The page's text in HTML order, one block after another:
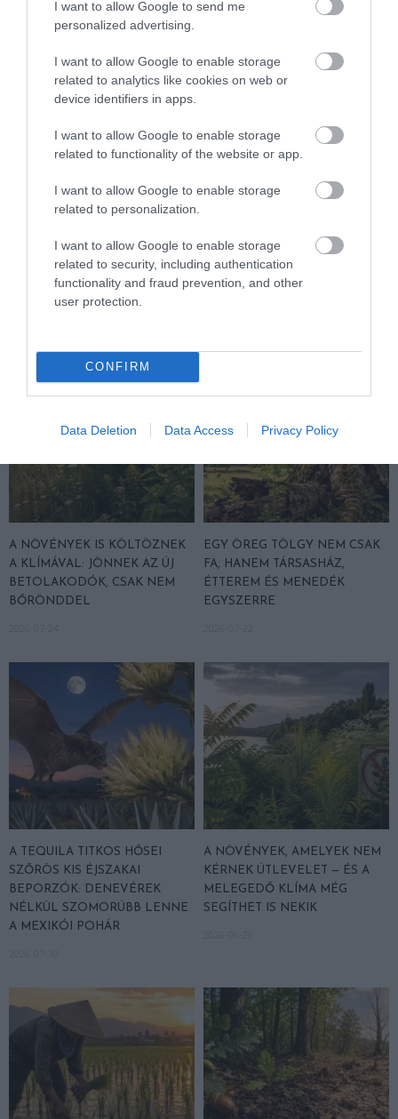
I want to allow Google to send me
personalized advertising.
I want to allow Google to enable storage
related to analytics like cookies on web or
device identifiers in apps.
I want to allow Google to enable storage
related to functionality of the website or app.
I want to allow Google to enable storage
related to personalization.
I want to allow Google to enable storage
related to security, including authentication
functionality and fraud prevention, and other
user protection.
CONFIRM
Data Deletion Data Access Privacy Policy
A TERMÉSZET NEM SZERETI
AZ EGYHANGÚSÁGOT: A
VÁLTOZATOS NÖVÉNYZET
ASZÁLY IDEJÉN IS OKOSABB
NEVEZTEK MEG, ÉS A FÖLD
MEGINT FINOMAN JELEZTE:
KORAI MÉG MINDENTUDÓNAK
A NÖVÉNYEK IS KÖLTÖZNEK
A KLÍMÁVAL: JÖNNEK AZ ÚJ
BETOLAKODÓK, CSAK NEM
BŐRÖNDDEL
EGY ÖREG TÖLGY NEM CSAK
FA, HANEM TÁRSASHÁZ,
ÉTTEREM ÉS MENEDÉK
EGYSZERRE
A TEQUILA TITKOS HŐSEI
SZŐRÖS KIS ÉJSZAKAI
BEPORZÓK: DENEVÉREK
NÉLKÜL SZOMORÚBB LENNE
A MEXIKÓI POHÁR
A NÖVÉNYEK, AMELYEK NEM
KÉRNEK ÚTLEVELET — ÉS A
MELEGEDŐ KLÍMA MÉG
SEGÍTHET IS NEKIK